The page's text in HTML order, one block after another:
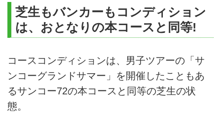
芝生もバンカーもコンディション
は、おとなりの本コースと同等!
コースコンディションは、男子ツアーの「サ
ンコーグランドサマー」を開催したこともあ
るサンコー72の本コースと同等の芝生の状
態。